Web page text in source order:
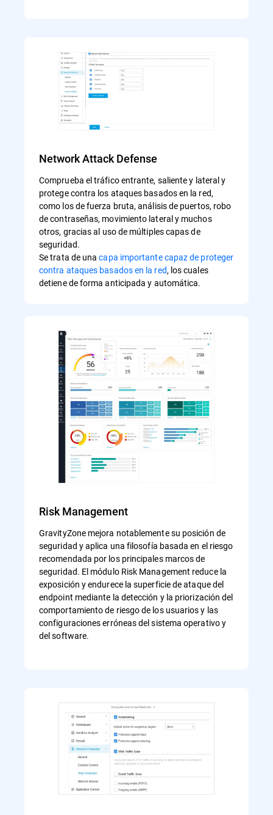
Network Attack Defense
Comprueba el tráfico entrante, saliente y lateral y
protege contra los ataques basados en la red,
como los de fuerza bruta, análisis de puertos, robo
de contraseñas, movimiento lateral y muchos
otros, gracias al uso de múltiples capas de
seguridad.
Se trata de unacapa importante capaz de proteger
contra ataques basados en la red, los cuales
detiene de forma anticipada y automática.
Risk Management
GravityZone mejora notablemente su posición de
seguridad y aplica una filosofía basada en el riesgo
recomendada por los principales marcos de
seguridad. El módulo Risk Management reduce la
exposición y endurece la superficie de ataque del
endpoint mediante la detección y la priorización del
comportamiento de riesgo de los usuarios y las
configuraciones erróneas del sistema operativo y
del software.